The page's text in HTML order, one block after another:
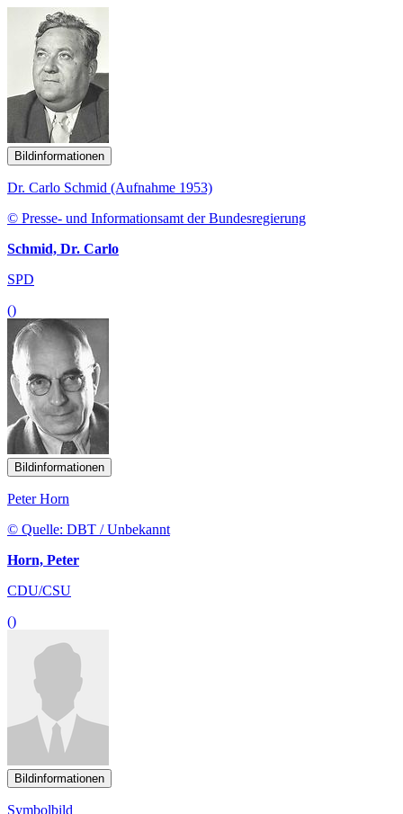
Bildinformationen
Dr. Carlo Schmid (Aufnahme 1953)
© Presse- und Informationsamt der Bundesregierung
Schmid, Dr. Carlo
SPD
()
Bildinformationen
Peter Horn
© Quelle: DBT / Unbekannt
Horn, Peter
CDU/CSU
()
Bildinformationen
Symbolbild